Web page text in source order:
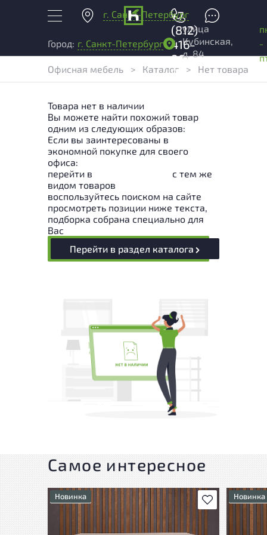
г. Санкт-Петербург
+7
(812)
416-
96-
99
Город: г. Санкт-Петербург
улица
Кубинская,
д. 84
-
Офисная мебель
> Каталог > Нет товара
Товара нет в наличии
Вы можете найти похожий товар
одним из следующих образов:
Если вы заинтересованы в
экономной покупке для своего
офиса:
перейти в
с тем же
видом товаров
воспользуйтесь поиском на сайте
просмотреть позиции ниже текста,
подборка собрана специально для
Вас
Перейти в раздел каталога
Самое интересное
В избранное
Новинка Новинка